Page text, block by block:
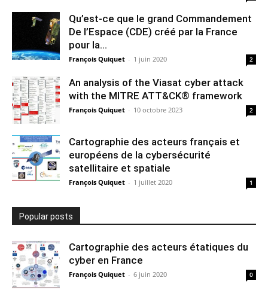
Qu’est-ce que le grand Commandement
De l’Espace (CDE) créé par la France
pour la...
François Quiquet - 1 juin 2020 2
An analysis of the Viasat cyber attack
with the MITRE ATT&CK® framework
François Quiquet - 10 octobre 2023 2
Cartographie des acteurs français et
européens de la cybersécurité
satellitaire et spatiale
François Quiquet - 1 juillet 2020 1
Popular posts
Cartographie des acteurs étatiques du
cyber en France
François Quiquet - 6 juin 2020 0